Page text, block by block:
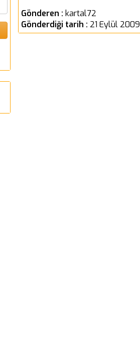
Gönderen : kartal72
Gönderdiği tarih : 21 Eylül 2009